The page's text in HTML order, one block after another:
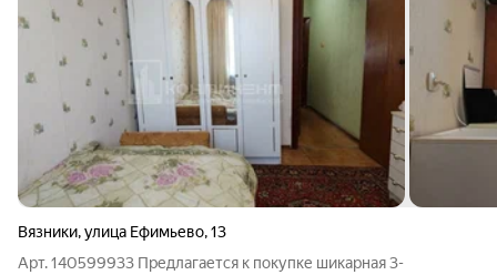
Вязники,улица Ефимьево,13
Арт. 140599933 Предлагается к покупке шикарная 3-